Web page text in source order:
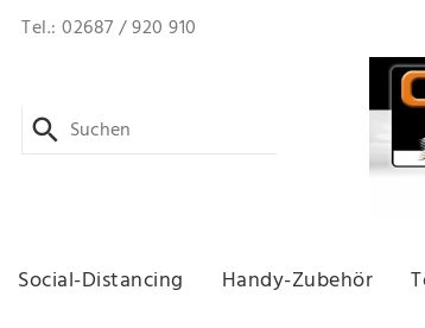
Tel.: 02687 / 920 910
Social-Distancing Handy-Zubehör